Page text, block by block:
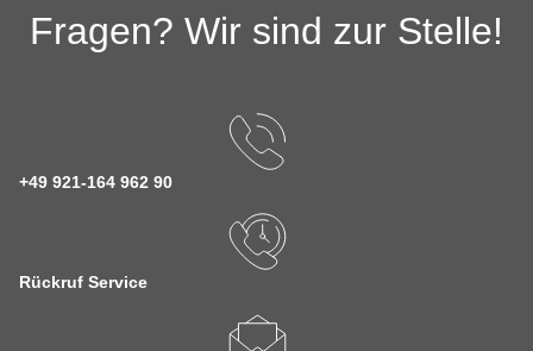
Fragen? Wir sind zur Stelle!
+49 921-164 962 90
Rückruf Service